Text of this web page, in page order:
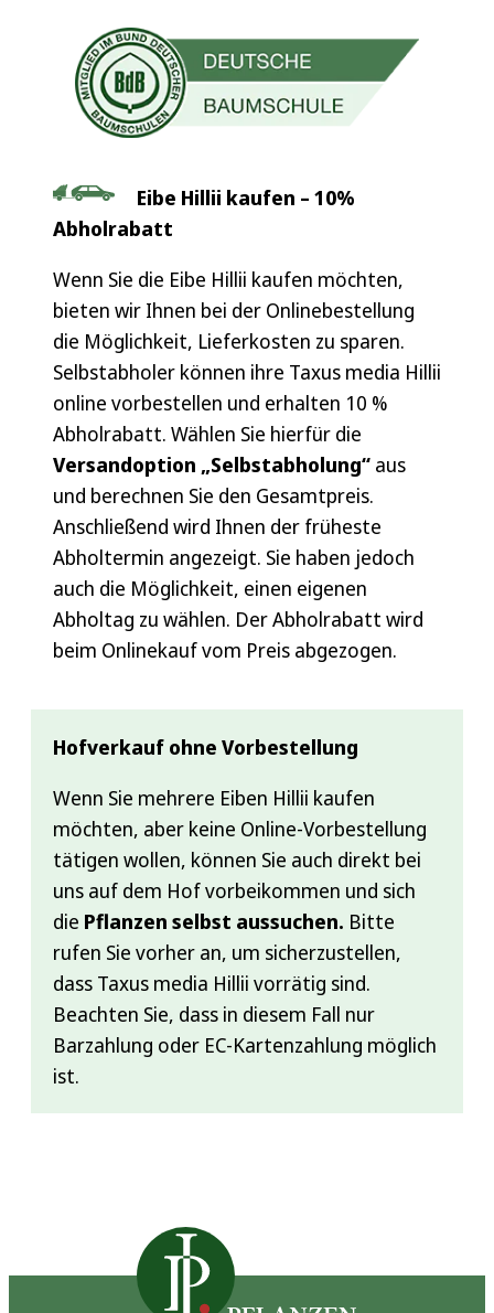
Eibe Hillii kaufen – 10%
Abholrabatt
Wenn Sie die Eibe Hillii kaufen möchten,
bieten wir Ihnen bei der Onlinebestellung
die Möglichkeit, Lieferkosten zu sparen.
Selbstabholer können ihre Taxus media Hillii
online vorbestellen und erhalten 10 %
Abholrabatt. Wählen Sie hierfür die
Versandoption „Selbstabholung“ aus
und berechnen Sie den Gesamtpreis.
Anschließend wird Ihnen der früheste
Abholtermin angezeigt. Sie haben jedoch
auch die Möglichkeit, einen eigenen
Abholtag zu wählen. Der Abholrabatt wird
beim Onlinekauf vom Preis abgezogen.
Hofverkauf ohne Vorbestellung
Wenn Sie mehrere Eiben Hillii kaufen
möchten, aber keine Online-Vorbestellung
tätigen wollen, können Sie auch direkt bei
uns auf dem Hof vorbeikommen und sich
die Pflanzen selbst aussuchen. Bitte
rufen Sie vorher an, um sicherzustellen,
dass Taxus media Hillii vorrätig sind.
Beachten Sie, dass in diesem Fall nur
Barzahlung oder EC-Kartenzahlung möglich
ist.